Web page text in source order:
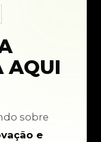
AQUI
sobre
e